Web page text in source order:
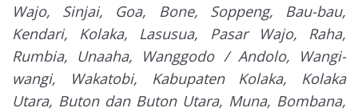
Wajo, Sinjai, Goa, Bone, Soppeng, Bau-bau,
Kendari, Kolaka, Lasusua, Pasar Wajo, Raha,
Rumbia, Unaaha, Wanggodo / Andolo, Wangi-
wangi, Wakatobi, Kabupaten Kolaka, Kolaka
Utara, Buton dan Buton Utara, Muna, Bombana,